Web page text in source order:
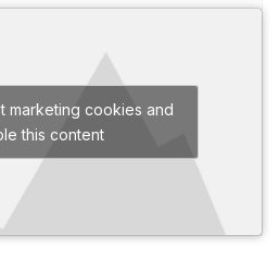
marketing cookies and
this content